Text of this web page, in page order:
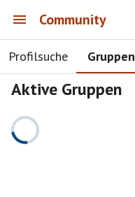
Community
Profilsuche Gruppen
Aktive Gruppen